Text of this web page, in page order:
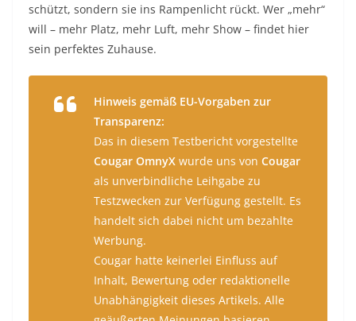
schützt, sondern sie ins Rampenlicht rückt. Wer „mehr“
will – mehr Platz, mehr Luft, mehr Show – findet hier
sein perfektes Zuhause.
Hinweis gemäß EU-Vorgaben zur
Transparenz:
Das in diesem Testbericht vorgestellte
Cougar OmnyX wurde uns von Cougar
als unverbindliche Leihgabe zu
Testzwecken zur Verfügung gestellt. Es
handelt sich dabei nicht um bezahlte
Werbung.
Cougar hatte keinerlei Einfluss auf
Inhalt, Bewertung oder redaktionelle
Unabhängigkeit dieses Artikels. Alle